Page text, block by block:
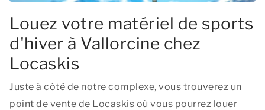
Louez votre matériel de sports
d'hiver à Vallorcine chez
Locaskis
Juste à côté de notre complexe, vous trouverez un
point de vente de Locaskis où vous pourrez louer